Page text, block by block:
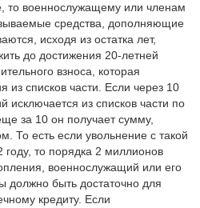
то военнослужащему или членам
средства, дополняющие
исходя из остатка лет,
до достижения 20-летней
взноса, которая
из списков части. Если через 10
исключается из списков части по
за 10 он получает сумму,
То есть если увольнение с такой
году, то порядка 2 миллионов
военнослужащий или его
должно быть достаточно для
кредиту. Если